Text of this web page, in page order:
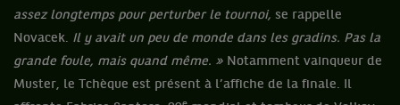
assez longtemps pour perturber le tournoi, se rappelle
Novacek. Il y avait un peu de monde dans les gradins. Pas la
grande foule, mais quand même. » Notamment vainqueur de
Muster, le Tchèque est présent à l’affiche de la finale. Il